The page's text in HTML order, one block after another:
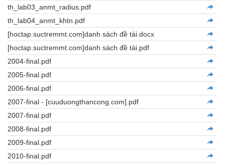
th_lab03_anmt_radius.pdf
th_lab04_anmt_khtn.pdf
[hoctap.suctremmt.com]danh sách đề tài.docx
[hoctap.suctremmt.com]danh sách đề tài.pdf
2004-final.pdf
2005-final.pdf
2006-final.pdf
2007-final - [cuuduongthancong.com].pdf
2007-final.pdf
2008-final.pdf
2009-final.pdf
2010-final.pdf